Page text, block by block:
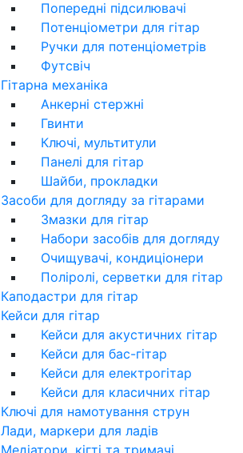
Попередні підсилювачі
Потенціометри для гітар
Ручки для потенціометрів
Футсвіч
Гітарна механіка
Анкерні стержні
Гвинти
Ключі, мультитули
Панелі для гітар
Шайби, прокладки
Засоби для догляду за гітарами
Змазки для гітар
Набори засобів для догляду
Очищувачі, кондиціонери
Поліролі, серветки для гітар
Каподастри для гітар
Кейси для гітар
Кейси для акустичних гітар
Кейси для бас-гітар
Кейси для електрогітар
Кейси для класичних гітар
Ключі для намотування струн
Лади, маркери для ладів
Медіатори, кігті та тримачі